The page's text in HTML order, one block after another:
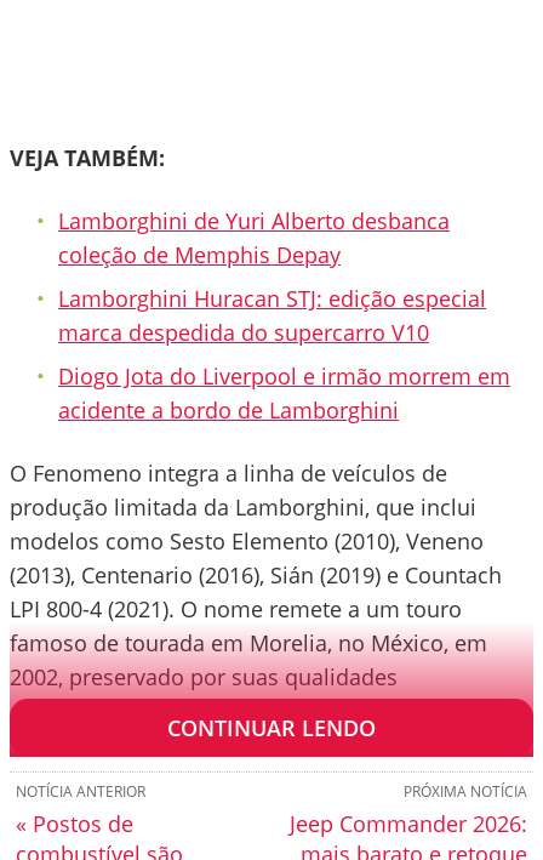
VEJA TAMBÉM:
Lamborghini de Yuri Alberto desbanca
coleção de Memphis Depay
Lamborghini Huracan STJ: edição especial
marca despedida do supercarro V10
Diogo Jota do Liverpool e irmão morrem em
acidente a bordo de Lamborghini
O Fenomeno integra a linha de veículos de
produção limitada da Lamborghini, que inclui
modelos como Sesto Elemento (2010), Veneno
(2013), Centenario (2016), Sián (2019) e Countach
LPI 800-4 (2021). O nome remete a um touro
famoso de tourada em Morelia, no México, em
2002, preservado por suas qualidades
excepcionais.
CONTINUAR LENDO
PRÓXIMA NOTÍCIA
Jeep Commander 2026:
NOTÍCIA ANTERIOR
« Postos de